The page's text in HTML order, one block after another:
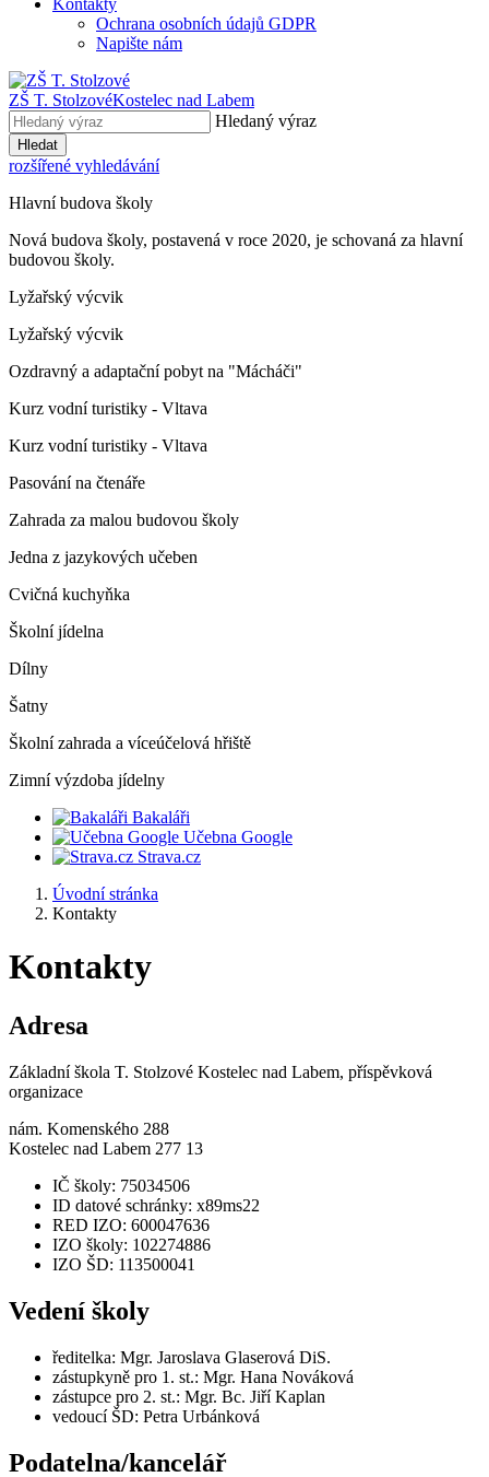
Kontakty
Ochrana osobních údajů GDPR
Napište nám
ZŠ T. StolzovéKostelec nad Labem
Hledaný výraz
Hledat
rozšířené vyhledávání
Hlavní budova školy
Nová budova školy, postavená v roce 2020, je schovaná za hlavní
budovou školy.
Lyžařský výcvik
Lyžařský výcvik
Ozdravný a adaptační pobyt na "Mácháči"
Kurz vodní turistiky - Vltava
Kurz vodní turistiky - Vltava
Pasování na čtenáře
Zahrada za malou budovou školy
Jedna z jazykových učeben
Cvičná kuchyňka
Školní jídelna
Dílny
Šatny
Školní zahrada a víceúčelová hřiště
Zimní výzdoba jídelny
Bakaláři
Učebna Google
Strava.cz
Úvodní stránka
Kontakty
Kontakty
Adresa
Základní škola T. Stolzové Kostelec nad Labem, příspěvková
organizace
nám. Komenského 288
Kostelec nad Labem 277 13
IČ školy: 75034506
ID datové schránky: x89ms22
RED IZO: 600047636
IZO školy: 102274886
IZO ŠD: 113500041
Vedení školy
ředitelka: Mgr. Jaroslava Glaserová DiS.
zástupkyně pro 1. st.: Mgr. Hana Nováková
zástupce pro 2. st.: Mgr. Bc. Jiří Kaplan
vedoucí ŠD: Petra Urbánková
Podatelna/kancelář